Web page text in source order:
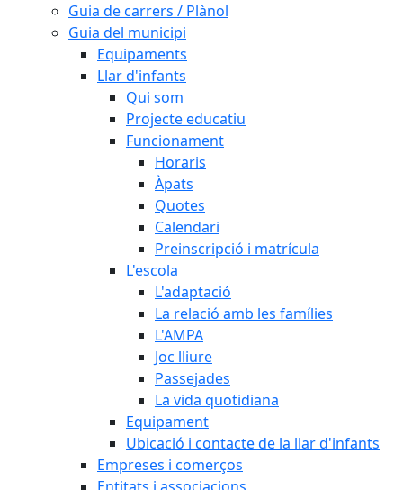
Guia de carrers / Plànol
Guia del municipi
Equipaments
Llar d'infants
Qui som
Projecte educatiu
Funcionament
Horaris
Àpats
Quotes
Calendari
Preinscripció i matrícula
L'escola
L'adaptació
La relació amb les famílies
L'AMPA
Joc lliure
Passejades
La vida quotidiana
Equipament
Ubicació i contacte de la llar d'infants
Empreses i comerços